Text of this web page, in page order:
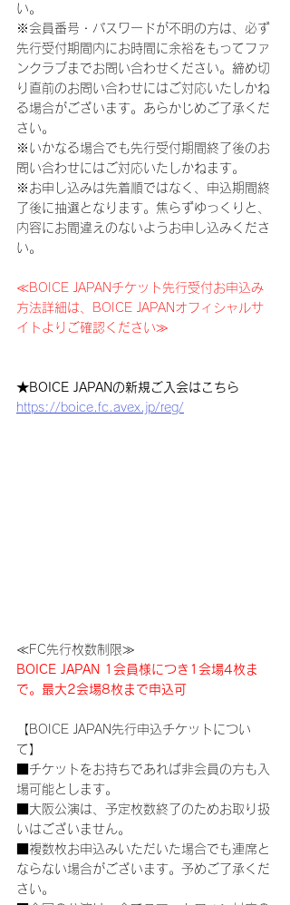
い。
※会員番号・パスワードが不明の方は、必ず
先行受付期間内にお時間に余裕をもってファ
ンクラブまでお問い合わせください。締め切
り直前のお問い合わせにはご対応いたしかね
る場合がございます。あらかじめご了承くだ
さい。
※いかなる場合でも先行受付期間終了後のお
問い合わせにはご対応いたしかねます。
※お申し込みは先着順ではなく、申込期間終
了後に抽選となります。焦らずゆっくりと、
内容にお間違えのないようお申し込みくださ
い。
≪BOICE JAPANチケット先行受付お申込み
方法詳細は、BOICE JAPANオフィシャルサ
イトよりご確認ください≫
★BOICE JAPANの新規ご入会はこちら
https://boice.fc.avex.jp/reg/
≪FC先行枚数制限≫
BOICE JAPAN 1会員様につき1会場4枚ま
で。最大2会場8枚まで申込可
【BOICE JAPAN先行申込チケットについ
て】
■チケットをお持ちであれば非会員の方も入
場可能とします。
■大阪公演は、予定枚数終了のためお取り扱
いはございません。
■複数枚お申込みいただいた場合でも連席と
ならない場合がございます。予めご了承くだ
さい。